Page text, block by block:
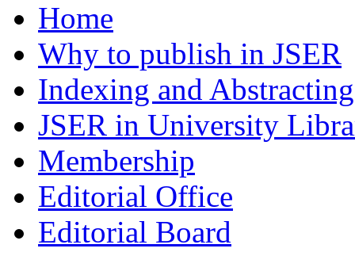
Home
Why to publish in JSER
Indexing and Abstracting
JSER in University
Membership
Editorial Office
Editorial Board